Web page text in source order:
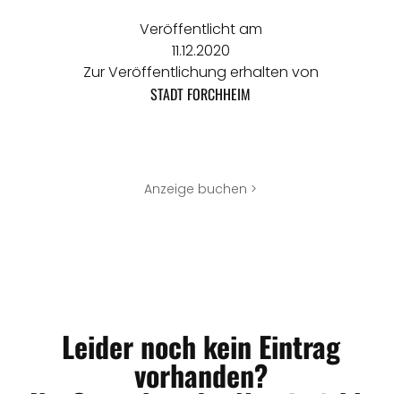
Veröffentlicht am
11.12.2020
Zur Veröffentlichung erhalten von
STADT FORCHHEIM
Anzeige buchen >
Leider noch kein Eintrag
vorhanden?